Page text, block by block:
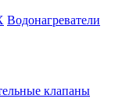
Водонагреватели
клапаны